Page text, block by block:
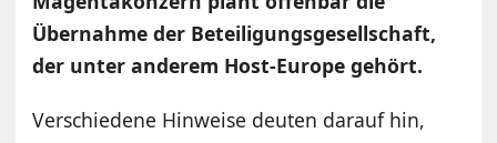
Übernahme der Beteiligungsgesellschaft,
der unter anderem Host-Europe gehört.
Verschiedene Hinweise deuten darauf hin,